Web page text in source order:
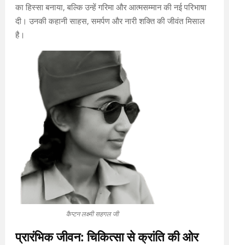
का हिस्सा बनाया, बल्कि उन्हें गरिमा और आत्मसम्मान की नई परिभाषा
दी। उनकी कहानी साहस, समर्पण और नारी शक्ति की जीवंत मिसाल
है।
कैप्टन लक्ष्मी सहगल जी
प्रारंभिक जीवन: चिकित्सा से क्रांति की ओर